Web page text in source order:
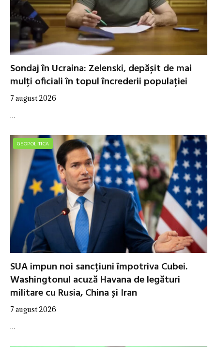
Sondaj în Ucraina: Zelenski, depășit de mai
mulți oficiali în topul încrederii populației
7 august 2026
…
GEOPOLITICA
SUA impun noi sancțiuni împotriva Cubei.
Washingtonul acuză Havana de legături
militare cu Rusia, China și Iran
7 august 2026
…